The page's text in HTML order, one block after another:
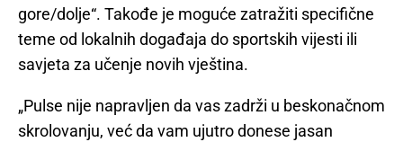
gore/dolje“. Takođe je moguće zatražiti specifične
teme od lokalnih događaja do sportskih vijesti ili
savjeta za učenje novih vještina.
„Pulse nije napravljen da vas zadrži u beskonačnom
skrolovanju, već da vam ujutro donese jasan